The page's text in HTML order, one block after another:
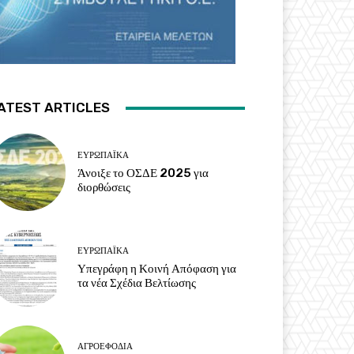
ARTICLES
ΕΥΡΩΠΑΪΚΆ
Άνοιξε το ΟΣΔΕ 2025 για
διορθώσεις
ΕΥΡΩΠΑΪΚΆ
Υπεγράφη η Κοινή Απόφαση για
τα νέα Σχέδια Βελτίωσης
ΑΓΡΟΕΦΌΔΙΑ